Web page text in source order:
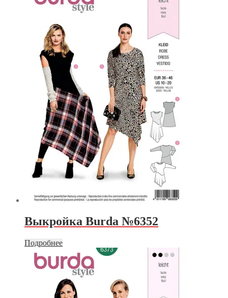
Выкройка Burda №6352
Подробнее